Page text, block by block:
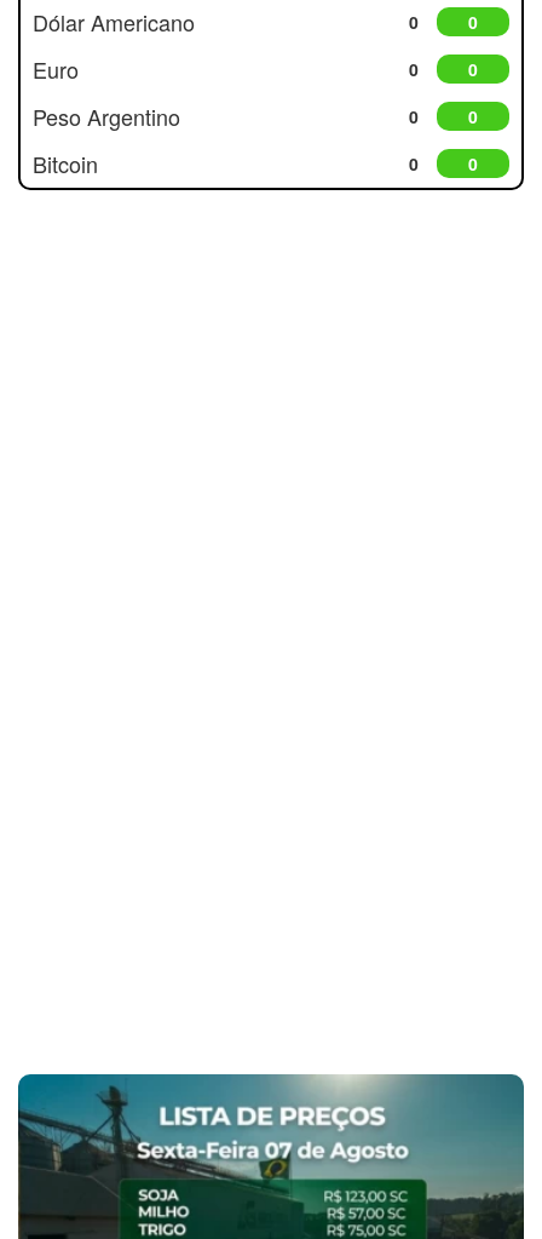
Dólar Americano 0 0
Euro 0 0
Peso Argentino 0 0
Bitcoin 0 0